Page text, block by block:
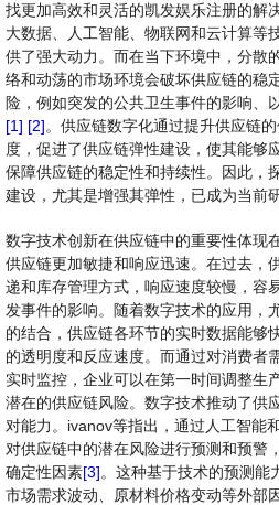
找更加高效和灵活的凯发娱乐注册的解
大数据、人工智能、物联网和云计算等
供了强大动力。而在当下环境中，分散
络和动荡的市场环境会破坏供应链的稳
险，例如突发的公共卫生事件的影响、
[1] [2]。供应链数字化通过提升供应链
度，促进了供应链弹性建设，使其能够
保障供应链的稳定性和持续性。因此，
建设，尤其是增强其弹性，已成为当前
数字技术创新在供应链中的重要性体现
供应链更加敏捷和响应迅速。在过去，
递和库存管理方式，响应速度较慢，容
发事件的影响。随着数字技术的应用，
的结合，供应链各环节的实时数据能够
的透明度和反应速度。而通过对消费者
实时监控，企业可以在第一时间调整生
潜在的供应链风险。数字技术推动了供
对能力。ivanov等指出，通过人工智能
对供应链中的潜在风险进行预测和预警
确定性因素[3]。这种基于技术的预测能
市场需求波动、原材料价格变动等外部